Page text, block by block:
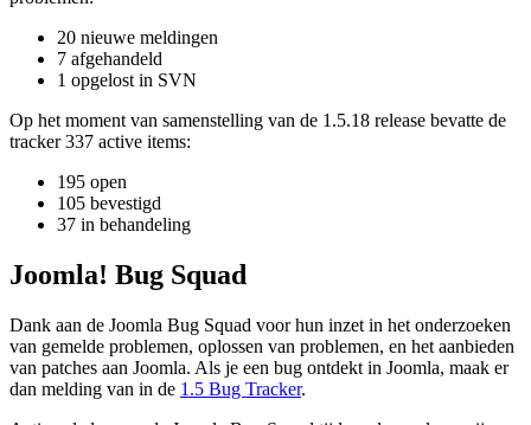
20 nieuwe meldingen
7 afgehandeld
1 opgelost in SVN
Op het moment van samenstelling van de 1.5.18 release bevatte de
tracker 337 active items:
195 open
105 bevestigd
37 in behandeling
Joomla! Bug Squad
Dank aan de Joomla Bug Squad voor hun inzet in het onderzoeken
van gemelde problemen, oplossen van problemen, en het aanbieden
van patches aan Joomla. Als je een bug ontdekt in Joomla, maak er
dan melding van in de 1.5 Bug Tracker.